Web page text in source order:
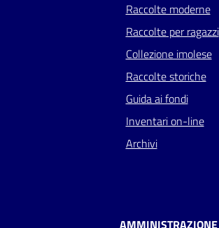
Raccolte moderne
Raccolte per ragazzi
Collezione imolese
Raccolte storiche
Guida ai fondi
Inventari on-line
Archivi
AMMINISTRAZIONE